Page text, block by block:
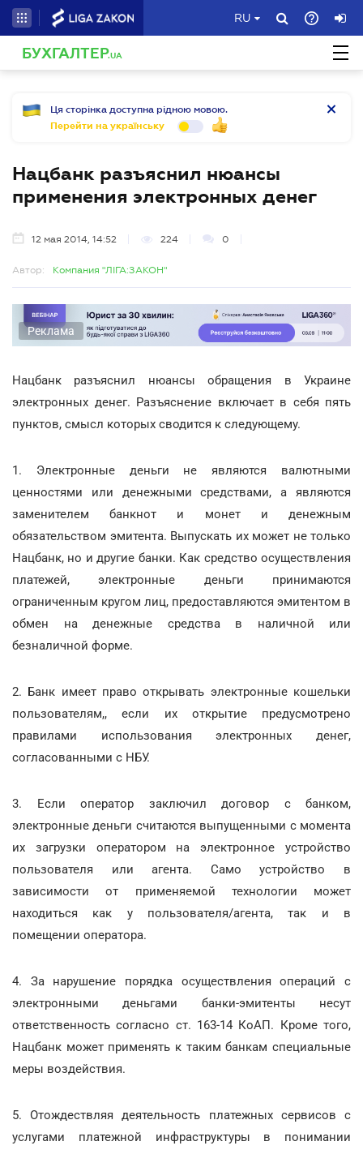
RU
БУХГАЛТЕР.UA
Ця сторінка доступна рідною мовою.
Перейти на українську
Нацбанк разъяснил нюансы
применения электронных денег
12 мая 2014, 14:52 224 0
Автор: Компания "ЛІГА:ЗАКОН"
Реклама
Нацбанк разъяснил нюансы обращения в Украине
электронных денег. Разъяснение включает в себя пять
пунктов, смысл которых сводится к следующему.
1. Электронные деньги не являются валютными
ценностями или денежными средствами, а являются
заменителем банкнот и монет и денежным
обязательством эмитента. Выпускать их может не только
Нацбанк, но и другие банки. Как средство осуществления
платежей, электронные деньги принимаются
ограниченным кругом лиц, предоставляются эмитентом в
обмен на денежные средства в наличной или
безналичной форме.
2. Банк имеет право открывать электронные кошельки
пользователям,, если их открытие предусмотрено
правилами использования электронных денег,
согласованными с НБУ.
3. Если оператор заключил договор с банком,
электронные деньги считаются выпущенными с момента
их загрузки оператором на электронное устройство
пользователя или агента. Само устройство в
зависимости от применяемой технологии может
находиться как у пользователя/агента, так и в
помещении оператора.
4. За нарушение порядка осуществления операций с
электронными деньгами банки-эмитенты несут
ответственность согласно ст. 163-14 КоАП. Кроме того,
Нацбанк может применять к таким банкам специальные
меры воздействия.
5. Отождествляя деятельность платежных сервисов с
услугами платежной инфраструктуры в понимании